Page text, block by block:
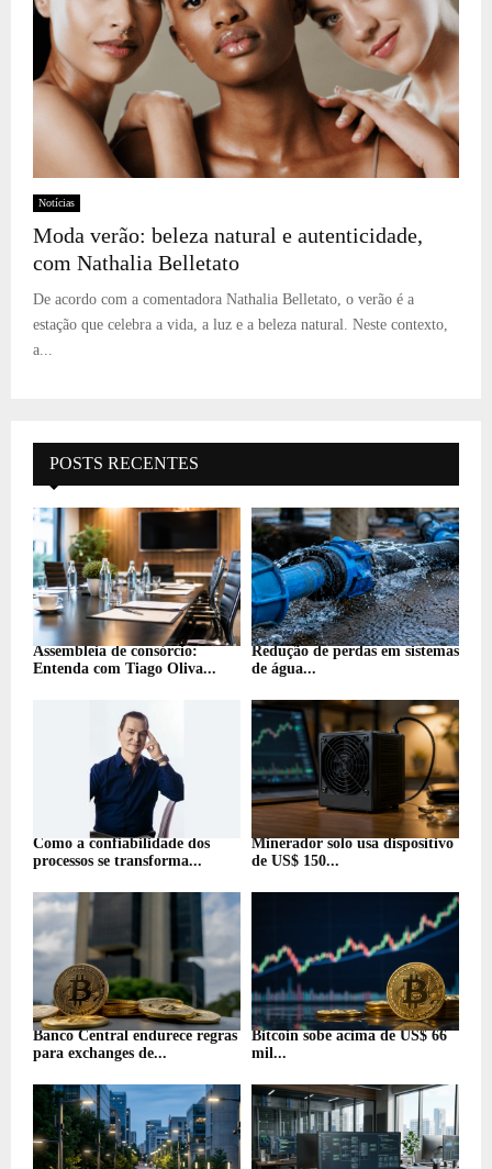
Notícias
Moda verão: beleza natural e autenticidade,
com Nathalia Belletato
De acordo com a comentadora Nathalia Belletato, o verão é a
estação que celebra a vida, a luz e a beleza natural. Neste contexto,
a...
POSTS RECENTES
Assembleia de consórcio:
Entenda com Tiago Oliva...
Redução de perdas em sistemas
de água...
Como a confiabilidade dos
processos se transforma...
Minerador solo usa dispositivo
de US$ 150...
Banco Central endurece regras
para exchanges de...
Bitcoin sobe acima de US$ 66
mil...